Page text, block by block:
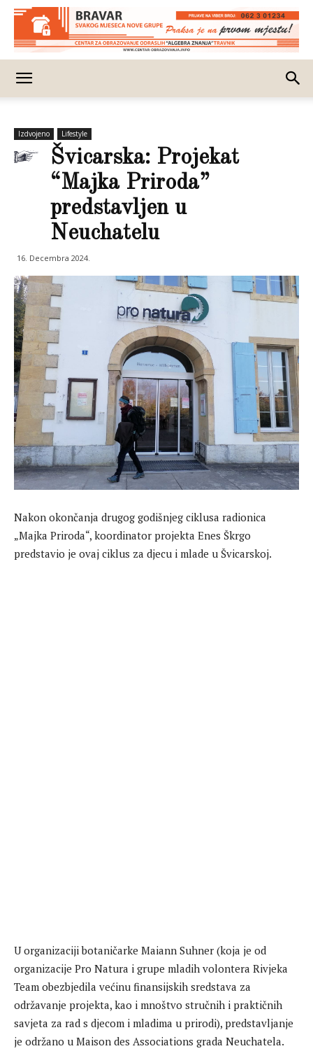
Izdvojeno Lifestyle
Švicarska: Projekat
“Majka Priroda”
predstavljen u
Neuchatelu
16. Decembra 2024.
Nakon okončanja drugog godišnjeg ciklusa radionica
„Majka Priroda“, koordinator projekta Enes Škrgo
predstavio je ovaj ciklus za djecu i mlade u Švicarskoj.
U organizaciji botaničarke Maiann Suhner (koja je od
organizacije Pro Natura i grupe mladih volontera Rivjeka
Team obezbjedila većinu finansijskih sredstava za
održavanje projekta, kao i mnoštvo stručnih i praktičnih
savjeta za rad s djecom i mladima u prirodi), predstavljanje
je održano u Maison des Associations grada Neuchatela.